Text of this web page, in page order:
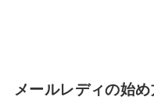
メールレディの始め